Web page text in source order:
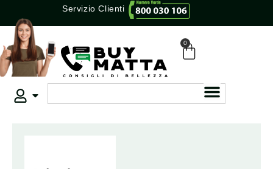
Servizio Clienti
0